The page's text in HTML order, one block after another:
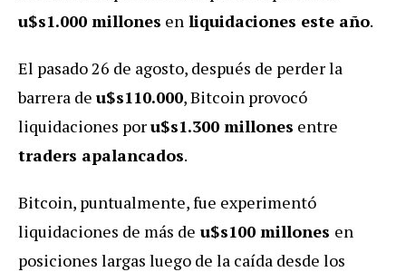
u$s1.000 millones en liquidaciones este año.
El pasado 26 de agosto, después de perder la
barrera de u$s110.000, Bitcoin provocó
liquidaciones poru$s1.300 millones entre
traders apalancados.
Bitcoin, puntualmente, fue experimentó
liquidaciones de más de u$s100 millones en
posiciones largas luego de la caída desde los